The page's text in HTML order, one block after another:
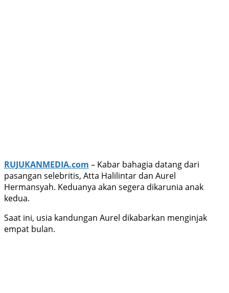
RUJUKANMEDIA.com – Kabar bahagia datang dari
pasangan selebritis, Atta Halilintar dan Aurel
Hermansyah. Keduanya akan segera dikarunia anak
kedua.
Saat ini, usia kandungan Aurel dikabarkan menginjak
empat bulan.